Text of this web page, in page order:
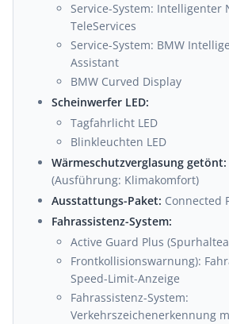
Service-System: Intelligenter
TeleServices
Service-System: BMW
Assistant
BMW Curved Display
Scheinwerfer LED:
Tagfahrlicht LED
Blinkleuchten LED
Wärmeschutzverglasung getönt:
(Ausführung: Klimakomfort)
Ausstattungs-Paket: Connected
Fahrassistenz-System:
Active Guard Plus
Frontkollisionswarnung):
Speed-Limit-Anzeige
Fahrassistenz-System:
Verkehrszeichenerkennung